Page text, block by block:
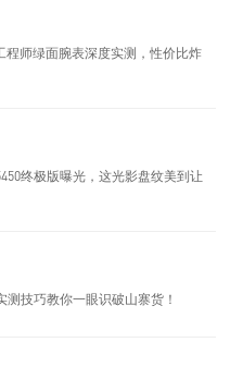
程师绿面腕表深度实测，性价比炸
终极版曝光，这光影盘纹美到让
技巧教你一眼识破山寨货！